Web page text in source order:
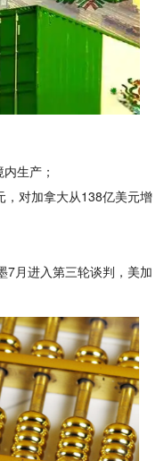
生产；
，对加拿大从138亿美元增
7月进入第三轮谈判，美加